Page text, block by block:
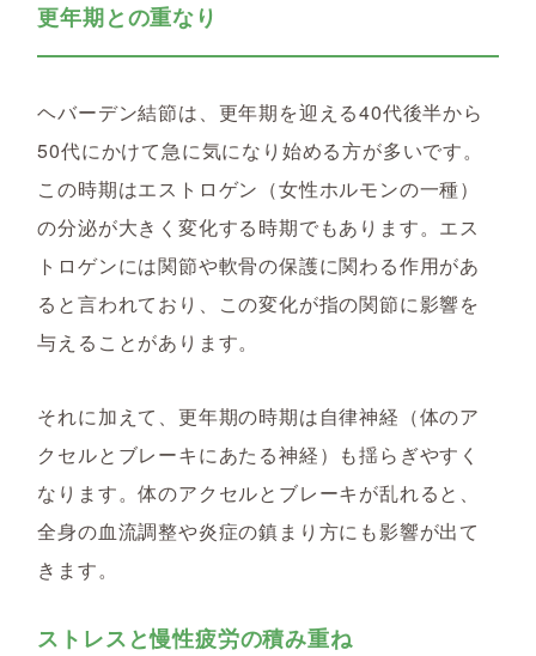
更年期との重なり
ヘバーデン結節は、更年期を迎える40代後半から
50代にかけて急に気になり始める方が多いです。
この時期はエストロゲン（女性ホルモンの一種）
の分泌が大きく変化する時期でもあります。エス
トロゲンには関節や軟骨の保護に関わる作用があ
ると言われており、この変化が指の関節に影響を
与えることがあります。
それに加えて、更年期の時期は自律神経（体のア
クセルとブレーキにあたる神経）も揺らぎやすく
なります。体のアクセルとブレーキが乱れると、
全身の血流調整や炎症の鎮まり方にも影響が出て
きます。
ストレスと慢性疲労の積み重ね